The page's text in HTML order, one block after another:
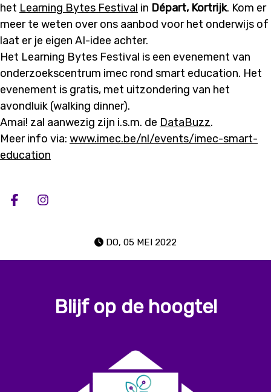
het Learning Bytes Festival in Départ, Kortrijk. Kom er
meer te weten over ons aanbod voor het onderwijs of
laat er je eigen AI-idee achter.
Het Learning Bytes Festival is een evenement van
onderzoekscentrum imec rond smart education. Het
evenement is gratis, met uitzondering van het
avondluik (walking dinner).
Amai! zal aanwezig zijn i.s.m. de DataBuzz.
Meer info via: www.imec.be/nl/events/imec-smart-
education
Deel op facebook
Deel op Instagram
DO, 05 MEI 2022
Blijf op de hoogte!